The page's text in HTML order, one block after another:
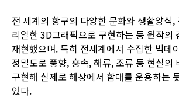
전 세계의 항구의 다양한 문화와 생활양식,
리얼한 3D그래픽으로 구현하는 등 원작의
재현했으며. 특히 전세계에서 수집한 빅데
정밀도로 풍향, 훙속, 해류, 조류 등 현실의
구현해 실제로 해상에서 함대를 운용하는
있다.